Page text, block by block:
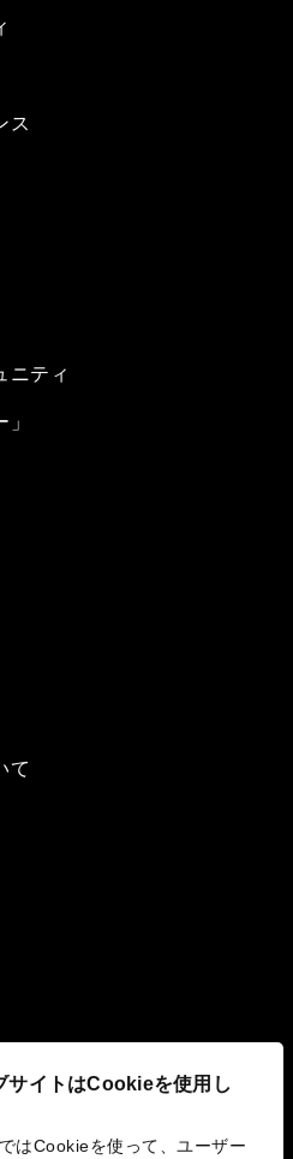
サイトはCookieを使用し
はCookieを使って、ユーザー
ス
ニティ
て
み